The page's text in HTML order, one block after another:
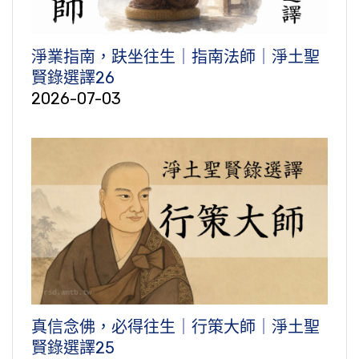
淨業指南，趺坐往生｜指南法師｜淨土聖
賢錄選譯26
2026-07-03
真信念佛，必得往生｜行策大師｜淨土聖
賢錄選譯25